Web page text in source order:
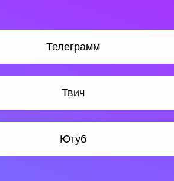
Телеграмм
Твич
Ютуб